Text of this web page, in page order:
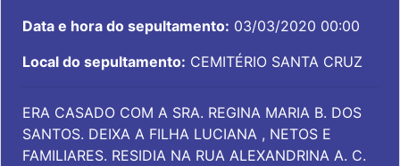
Data e hora do sepultamento: 03/03/2020 00:00
Local do sepultamento: CEMITÉRIO SANTA CRUZ
ERA CASADO COM A SRA. REGINA MARIA B. DOS
SANTOS. DEIXA A FILHA LUCIANA , NETOS E
FAMILIARES. RESIDIA NA RUA ALEXANDRINA A. C.